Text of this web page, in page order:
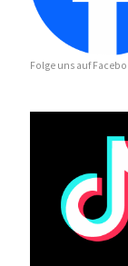
Folge uns auf